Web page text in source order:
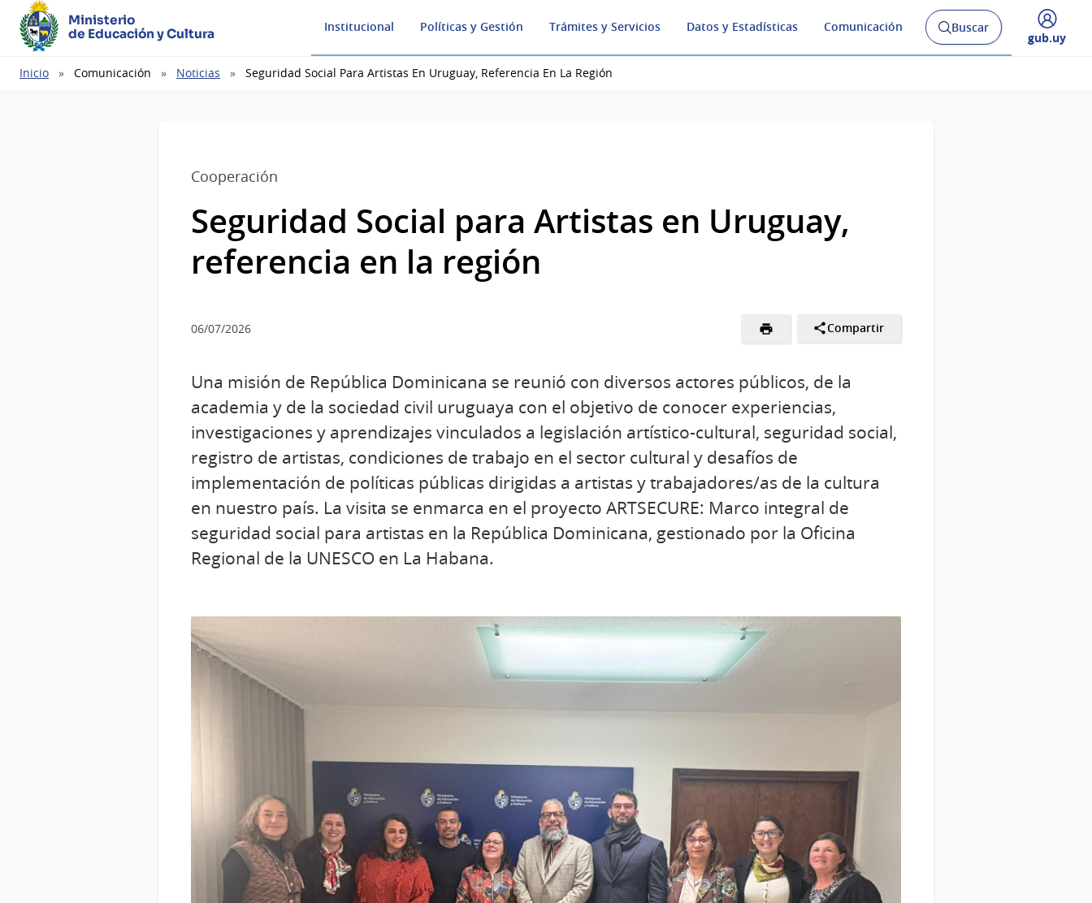
Ministerio
de Educación y Cultura
Institucional Políticas y Gestión Trámites y Servicios Datos y Estadísticas Comunicación
Abrir
buscador
Buscar
Desplegar
gub.uy
Ruta
Inicio Comunicación Noticias Seguridad Social Para Artistas En Uruguay, Referencia En La Región
Cooperación
Seguridad Social para Artistas en Uruguay,
referencia en la región
06/07/2026 Compartir
Una misión de República Dominicana se reunió con diversos actores públicos, de la
academia y de la sociedad civil uruguaya con el objetivo de conocer experiencias,
investigaciones y aprendizajes vinculados a legislación artístico-cultural, seguridad social,
registro de artistas, condiciones de trabajo en el sector cultural y desafíos de
implementación de políticas públicas dirigidas a artistas y trabajadores/as de la cultura
en nuestro país. La visita se enmarca en el proyecto ARTSECURE: Marco integral de
seguridad social para artistas en la República Dominicana, gestionado por la Oficina
Regional de la UNESCO en La Habana.